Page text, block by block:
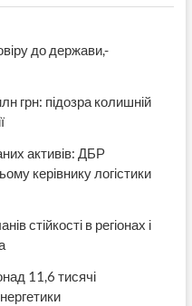
до держави,-
грн: підозра колишній
активів: ДБР
керівнику логістики
стійкості в регіонах і
11,6 тисячі